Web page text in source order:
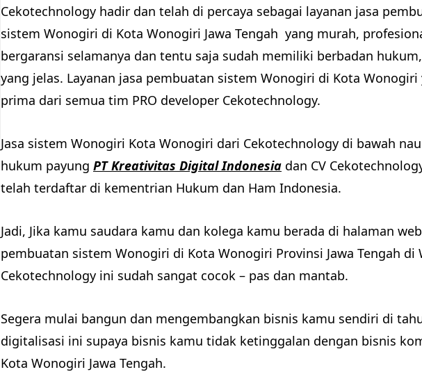
Cekotechnology hadir dan telah di percaya sebagai layanan jasa
sistem Wonogiri di Kota Wonogiri Jawa Tengah yang murah,
bergaransi selamanya dan tentu saja sudah memiliki berbadan
yang jelas. Layanan jasa pembuatan sistem Wonogiri di Kota Wonogiri
prima dari semua tim PRO developer Cekotechnology.
Jasa sistem Wonogiri Kota Wonogiri dari Cekotechnology di bawah
hukum payung PT Kreativitas Digital Indonesia dan CV
telah terdaftar di kementrian Hukum dan Ham Indonesia.
Jadi, Jika kamu saudara kamu dan kolega kamu berada di halaman
pembuatan sistem Wonogiri di Kota Wonogiri Provinsi Jawa Tengah di
Cekotechnology ini sudah sangat cocok – pas dan mantab.
Segera mulai bangun dan mengembangkan bisnis kamu sendiri di
digitalisasi ini supaya bisnis kamu tidak ketinggalan dengan bisnis
Kota Wonogiri Jawa Tengah.